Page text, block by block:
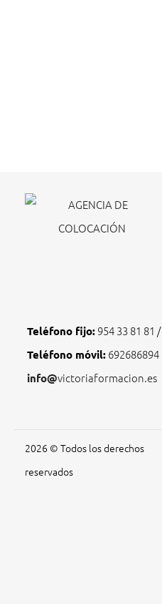
Teléfono fijo: 954 33 81 81 /
Teléfono móvil: 692686894
info@victoriaformacion.es
2026 © Todos los derechos
reservados